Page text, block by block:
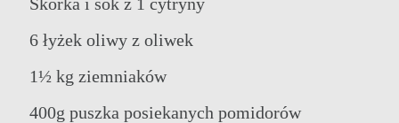
6 łyżek oliwy z oliwek
1½ kg ziemniaków
400g puszka posiekanych pomidorów